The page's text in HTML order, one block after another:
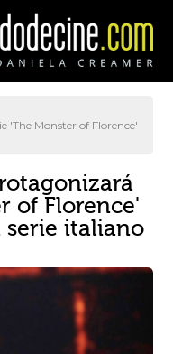
'The Monster of Florence'
of Florence'
serie italiano